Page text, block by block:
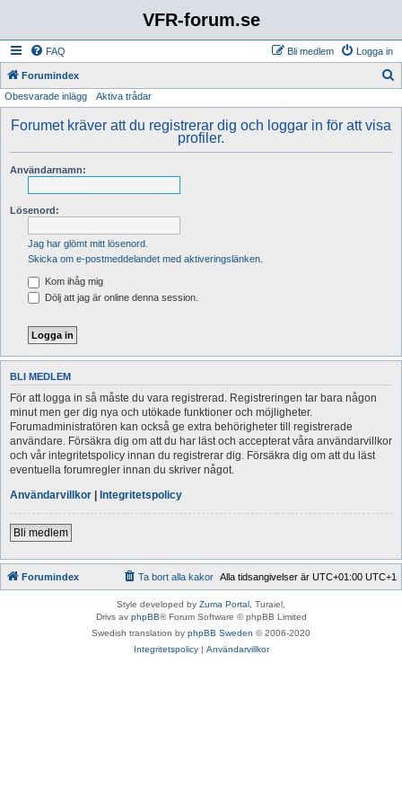
VFR-forum.se
FAQ Logga in
Bli medlem
Forumindex
Obesvarade inlägg Aktiva trådar
Forumet kräver att du registrerar dig och loggar in för att visa
profiler.
Användarnamn:
Lösenord:
Jag har glömt mitt lösenord.
Skicka om e-postmeddelandet med aktiveringslänken.
Kom ihåg mig
Dölj att jag är online denna session.
BLI MEDLEM
För att logga in så måste du vara registrerad. Registreringen tar bara någon
minut men ger dig nya och utökade funktioner och möjligheter.
Forumadministratören kan också ge extra behörigheter till registrerade
användare. Försäkra dig om att du har läst och accepterat våra användarvillkor
och vår integritetspolicy innan du registrerar dig. Försäkra dig om att du läst
eventuella forumregler innan du skriver något.
Användarvillkor | Integritetspolicy
Bli medlem
Forumindex Alla tidsangivelser är UTC+01:00 UTC+1
Ta bort alla kakor
Style developed by Zuma Portal , Turaiel,
Drivs av phpBB® Forum Software © phpBB Limited
Swedish translation by phpBB Sweden © 2006-2020
Integritetspolicy| Användarvillkor